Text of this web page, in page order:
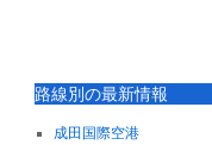
路線別の最新情報
成田国際空港